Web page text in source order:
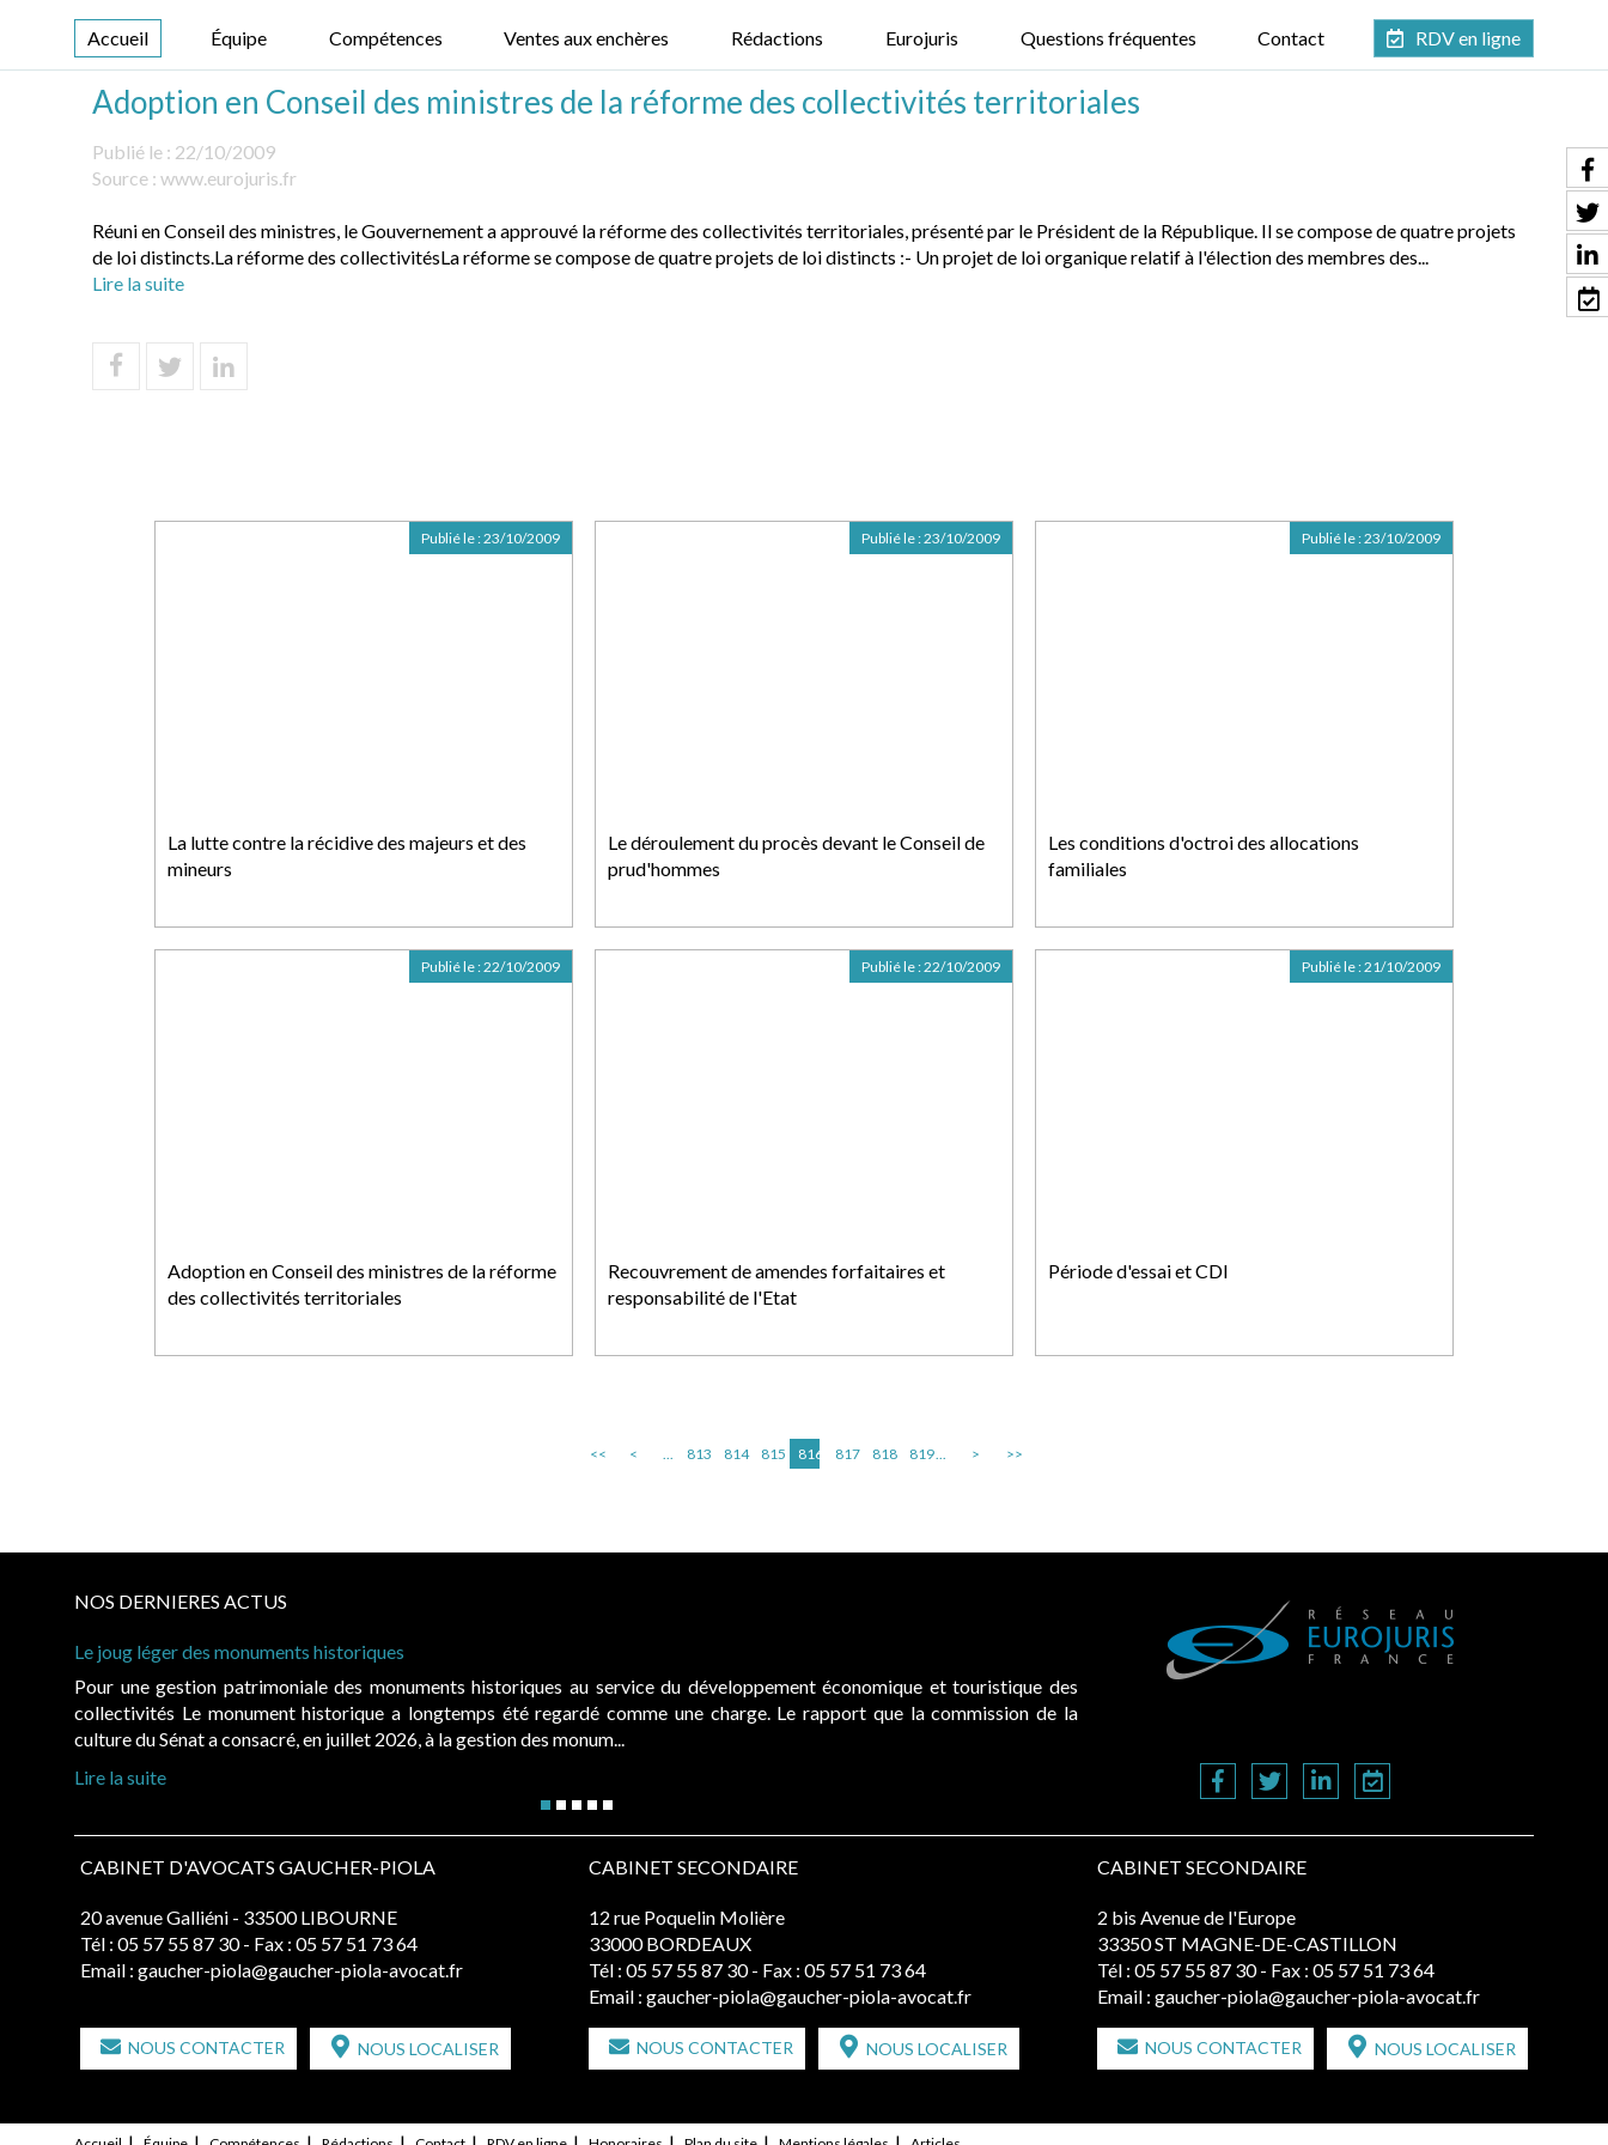
Accueil Équipe Compétences Ventes aux enchères Rédactions Eurojuris Questions fréquentes Contact RDV en ligne
Adoption en Conseil des ministres de la réforme des collectivités territoriales
Publié le : 22/10/2009
Source : www.eurojuris.fr
Réuni en Conseil des ministres, le Gouvernement a approuvé la réforme des collectivités territoriales, présenté par le Président de la République. Il se compose de quatre projets
de loi distincts.La réforme des collectivitésLa réforme se compose de quatre projets de loi distincts :- Un projet de loi organique relatif à l'élection des membres des...
Lire la suite
La lutte contre la récidive des majeurs et des
mineurs
Publié le :23/10/2009
Le déroulement du procès devant le Conseil de
prud'hommes
Publié le :23/10/2009
Les conditions d'octroi des allocations
familiales
Publié le :23/10/2009
Adoption en Conseil des ministres de la réforme
des collectivités territoriales
Publié le :22/10/2009
Recouvrement de amendes forfaitaires et
responsabilité de l'Etat
Publié le :22/10/2009
Période d'essai et CDI
Publié le :21/10/2009
<< < ... 813 814 815 816 817 818 819... > >>
NOS DERNIERES ACTUS
Le joug léger des monuments historiques
Pour une gestion patrimoniale des monuments historiques au service du développement économique et touristique des
collectivités Le monument historique a longtemps été regardé comme une charge. Le rapport que la commission de la
culture du Sénat a consacré, en juillet 2026, à la gestion des monum...
Lire la suite
CABINET D'AVOCATS GAUCHER-PIOLA
20 avenue Galliéni - 33500 LIBOURNE
Tél : 05 57 55 87 30 - Fax : 05 57 51 73 64
Email : gaucher-piola@gaucher-piola-avocat.fr
NOUS CONTACTER NOUS LOCALISER
CABINET SECONDAIRE
12 rue Poquelin Molière
33000 BORDEAUX
Tél : 05 57 55 87 30 - Fax : 05 57 51 73 64
Email : gaucher-piola@gaucher-piola-avocat.fr
NOUS CONTACTER NOUS LOCALISER
CABINET SECONDAIRE
2 bis Avenue de l'Europe
33350 ST MAGNE-DE-CASTILLON
Tél : 05 57 55 87 30 - Fax : 05 57 51 73 64
Email : gaucher-piola@gaucher-piola-avocat.fr
NOUS CONTACTER NOUS LOCALISER